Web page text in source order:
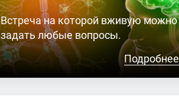
Встреча на которой вживую можно
задать любые вопросы.
Подробнее